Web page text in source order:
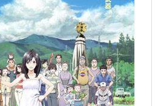
ライトナー
ー